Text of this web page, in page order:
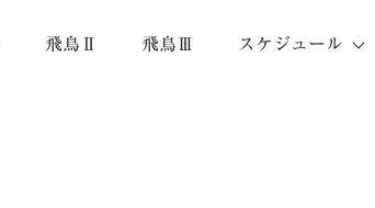
飛鳥Ⅱ 飛鳥Ⅲ スケジュール